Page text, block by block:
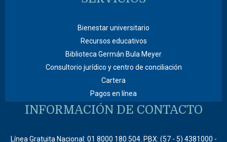
Bienestar universitario
Recursos educativos
Biblioteca Germán Bula Meyer
Consultorio jurídico y centro de conciliación
Cartera
Pagos en línea
INFORMACIÓN DE CONTACTO
Línea Gratuita Nacional: 01 8000 180 504. PBX: (57 - 5) 4381000 -